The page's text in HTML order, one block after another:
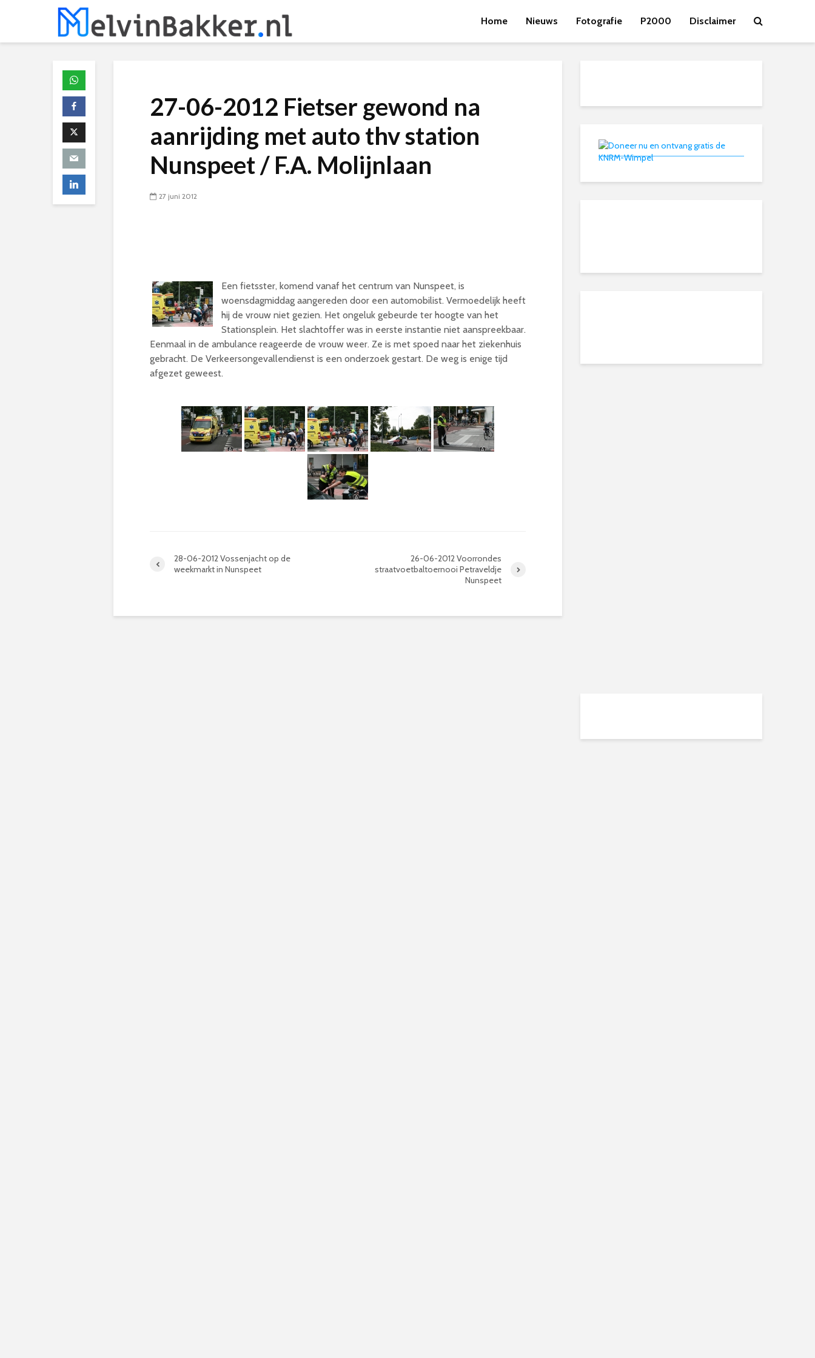
Home Nieuws Fotografie P2000 Disclaimer
27-06-2012 Fietser gewond na
aanrijding met auto thv station
Nunspeet / F.A. Molijnlaan
27 juni 2012
Een fietsster, komend vanaf het centrum van Nunspeet, is
woensdagmiddag aangereden door een automobilist. Vermoedelijk heeft
hij de vrouw niet gezien. Het ongeluk gebeurde ter hoogte van het
Stationsplein. Het slachtoffer was in eerste instantie niet aanspreekbaar.
Eenmaal in de ambulance reageerde de vrouw weer. Ze is met spoed naar het ziekenhuis
gebracht. De Verkeersongevallendienst is een onderzoek gestart. De weg is enige tijd
afgezet geweest.
28-06-2012 Vossenjacht op de
weekmarkt in Nunspeet
26-06-2012 Voorrondes
straatvoetbaltoernooi Petraveldje
Nunspeet